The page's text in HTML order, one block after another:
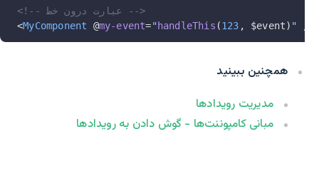
<!-- عبارت درون خط -->
<MyComponent @my-event="handleThis (123 , $event) "
همچنین ببینید
مدیریت رویدادها
مبانی کامپوننت‌ها - گوش دادن به رویدادها